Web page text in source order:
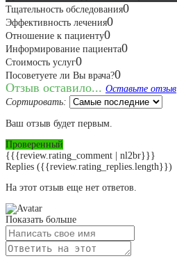
Тщательность обследования0
Эффективность лечения0
Отношение к пациенту0
Информирование пациента0
Стоимость услуг0
Посоветуете ли Вы врача?0
Отзыв оставило... Оставьте отзыв
Сортировать:
Ваш отзыв будет первым.
Проверенный
{{{review.rating_comment | nl2br}}}
Replies ({{review.rating_replies.length}})
На этот отзыв еще нет ответов.
Показать больше